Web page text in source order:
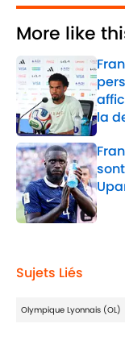
More like
la
Sujets Liés
Olympique Lyonnais (OL)